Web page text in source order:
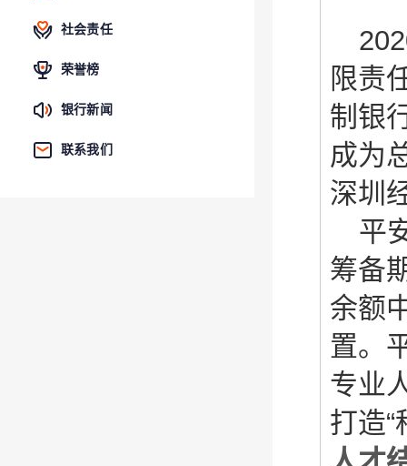
社会责任
荣誉榜
银行新闻
联系我们
限责
制银
成为
深圳
平
筹备
余额
置。
专业
打造